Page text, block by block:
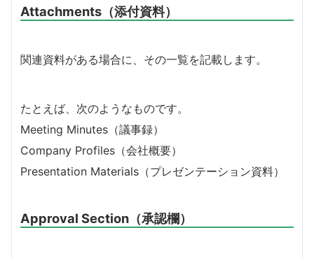
Attachments（添付資料）
関連資料がある場合に、その一覧を記載します。
たとえば、次のようなものです。
Meeting Minutes（議事録）
Company Profiles（会社概要）
Presentation Materials（プレゼンテーション資料）
Approval Section（承認欄）